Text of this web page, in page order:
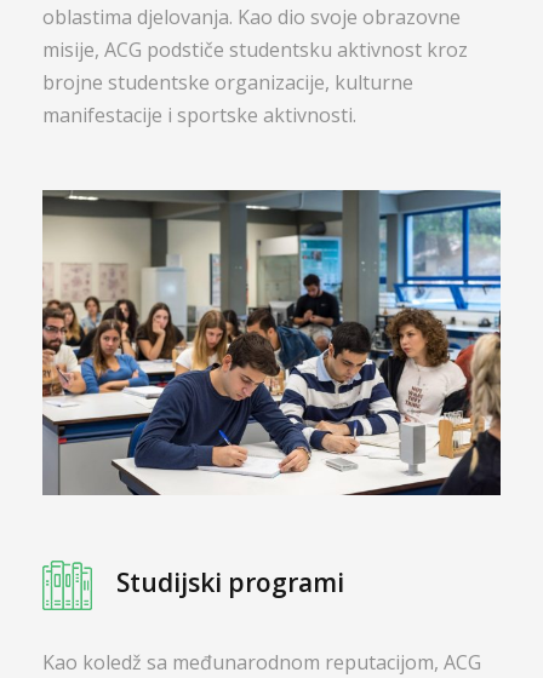
oblastima djelovanja. Kao dio svoje obrazovne
misije, ACG podstiče studentsku aktivnost kroz
brojne studentske organizacije, kulturne
manifestacije i sportske aktivnosti.
Studijski programi
Kao koledž sa međunarodnom reputacijom, ACG